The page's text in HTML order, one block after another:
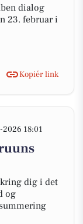
dialog
23. februar i
Kopiér link
2026 18:01
dig i det
og